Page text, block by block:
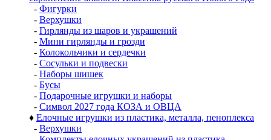
- Фигурки
- Верхушки
- Гирлянды из шаров и украшений
- Мини гирлянды и грозди
- Колокольчики и сердечки
- Сосульки и подвески
- Наборы шишек
- Бусы
- Подарочные игрушки и наборы
- Символ 2027 года КОЗА и ОВЦА
♦ Елочные игрушки из пластика, металла, пеноплекса
- Верхушки